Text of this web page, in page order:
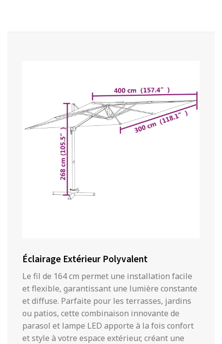
Éclairage Extérieur Polyvalent
Le fil de 164 cm permet une installation facile
et flexible, garantissant une lumière constante
et diffuse. Parfaite pour les terrasses, jardins
ou patios, cette combinaison innovante de
parasol et lampe LED apporte à la fois confort
et style à votre espace extérieur, créant une